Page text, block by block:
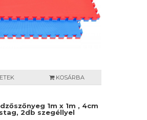
KOSÁRBA
1m x 1m , 4cm
2db szegéllyel